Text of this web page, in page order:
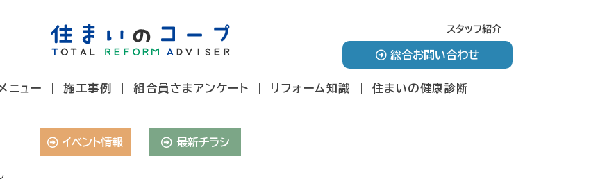
スタッフ紹介
総合お問い合わせ
ニュー 施工事例 組合員さまアンケート リフォーム知識 住まいの健康診断
イベント情報 最新チラシ